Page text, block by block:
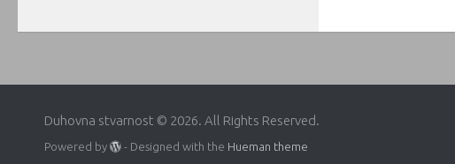
Duhovna stvarnost © 2026. All Rights Reserved.
Powered by - Designed with the Hueman theme